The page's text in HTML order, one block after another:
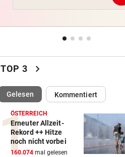
Fehlstart komplett! Nächste
Wieder Muren nach
Dramatik im Valser Tal
IN GREENSBORO
Straka verpasst bei PGA-
den Cut vorzeitig
SCHRIEB WM-GESCHICHTE vor
Bayern kassiert Millionen –
TOP 3 chevron_right
Gelesen(ausgewählt)Kommentiert
ÖSTERREICH
Erneuter Allzeit-
Rekord ++ Hitze
noch nicht vorbei
160.074 mal gelesen